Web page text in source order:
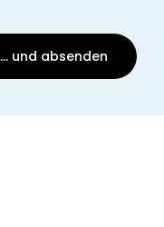
... und absenden